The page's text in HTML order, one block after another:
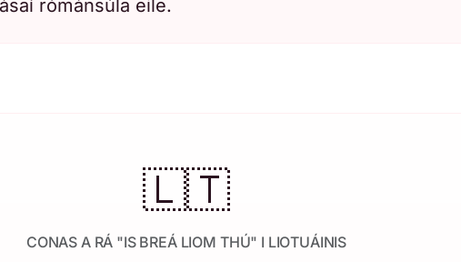
rómánsúla eile.
🇱🇹
CONAS A RÁ "IS BREÁ LIOM THÚ" I LIOTUÁINIS